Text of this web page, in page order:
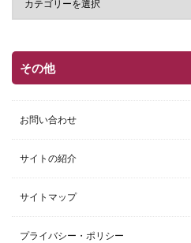
その他
お問い合わせ
サイトの紹介
サイトマップ
プライバシー・ポリシー